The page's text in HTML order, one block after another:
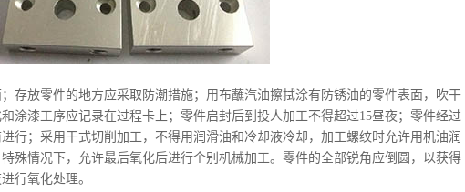
存放零件的地方应采取防潮措施；用布蘸汽油擦拭涂有防锈油的零件表面，吹干
涂漆工序应记录在过程卡上；零件启封后到投人加工不得超过15昼夜；零件经过
行；采用干式切削加工，不得用润滑油和冷却液冷却，加工螺纹时允许用机油润
殊情况下，允许最后氧化后进行个别机械加工。零件的全部锐角应倒圆，以获得
行氧化处理。